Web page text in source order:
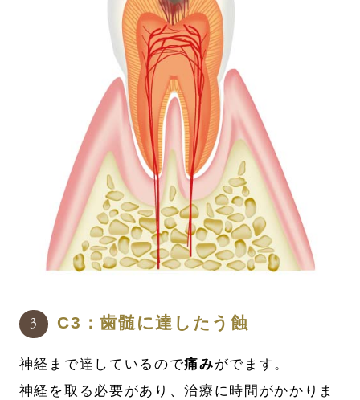
C3：歯髄に達したう蝕
神経まで達しているので痛みがでます。
神経を取る必要があり、治療に時間がかかりま